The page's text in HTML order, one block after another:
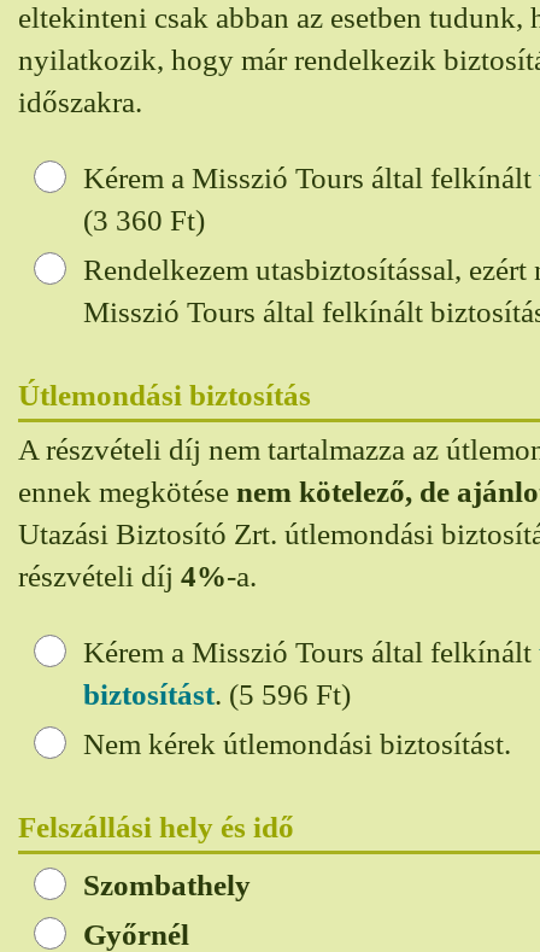
eltekinteni csak abban az esetben tudunk,
nyilatkozik, hogy már rendelkezik
időszakra.
Kérem a Misszió Tours által felkínált
(3 360 Ft)
Rendelkezem utasbiztosítással, ezért
Misszió Tours által felkínált
Útlemondási biztosítás
A részvételi díj nem tartalmazza az
ennek megkötése nem kötelező, de
Utazási Biztosító Zrt. útlemondási
részvételi díj 4%-a.
Kérem a Misszió Tours által felkínált
biztosítást. (5 596 Ft)
Nem kérek útlemondási biztosítást.
Felszállási hely és idő
Szombathely
Győrnél